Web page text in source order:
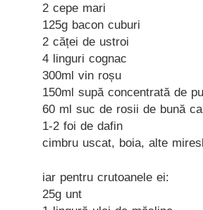
2 cepe mari
125g bacon cuburi
2 căței de ustroi
4 linguri cognac
300ml vin roșu
150ml supă concentrată de
60 ml suc de rosii de bună
1-2 foi de dafin
cimbru uscat, boia, alte
iar pentru crutoanele ei:
25g unt